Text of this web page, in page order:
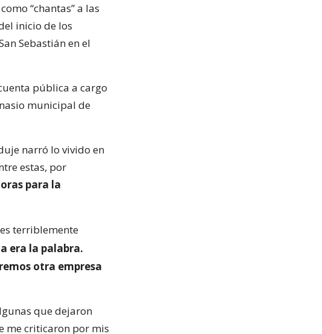
“chantas” a las
inicio de los
Sebastián en el
pública a cargo
municipal de
narró lo vivido en
estas, por
para la
terriblemente
era la palabra.
otra empresa
que dejaron
me criticaron por mis